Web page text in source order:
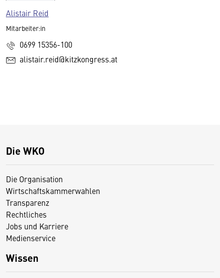
Alistair Reid
Mitarbeiter:in
0699 15356-100
alistair.reid@kitzkongress.at
Die WKO
Die Organisation
Wirtschaftskammerwahlen
Transparenz
Rechtliches
Jobs und Karriere
Medienservice
Wissen